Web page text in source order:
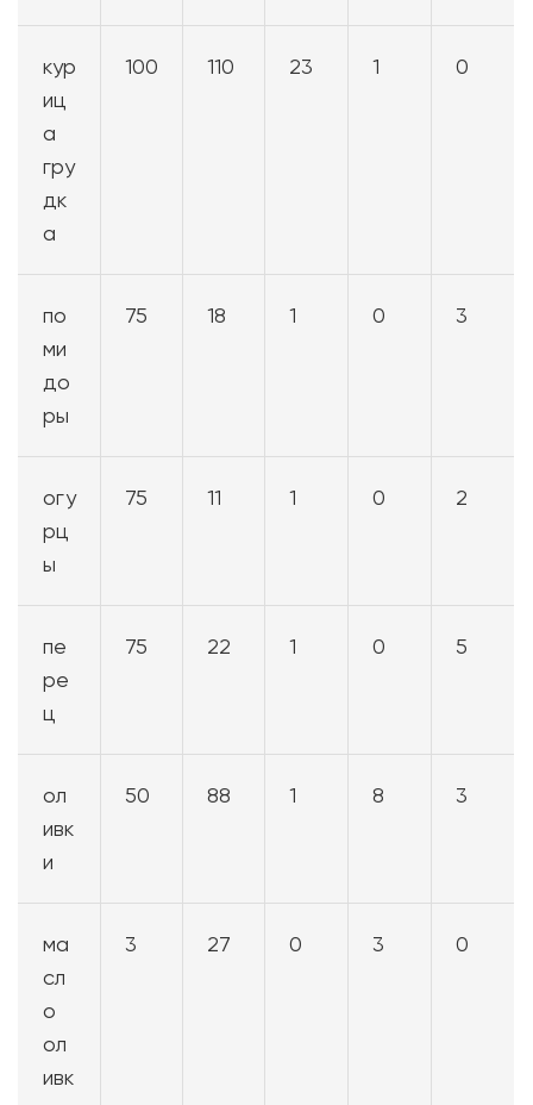
кур
иц
а
гру
дк
а
100 110 23 1 0
по
ми
до
ры
75 18 1 0 3
огу
рц
ы
75 11 1 0 2
пе
ре
ц
75 22 1 0 5
ол
ивк
и
50 88 1 8 3
ма
сл
о
ол
ивк
3 27 0 3 0